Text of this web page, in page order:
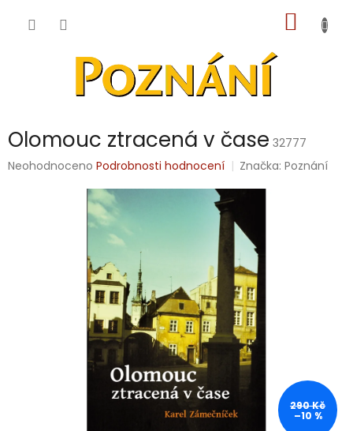
KOŠÍK
Olomouc ztracená v čase 32777
Průměrné
Neohodnoceno Podrobnosti hodnocení Značka:Poznání
290 Kč
–10 %